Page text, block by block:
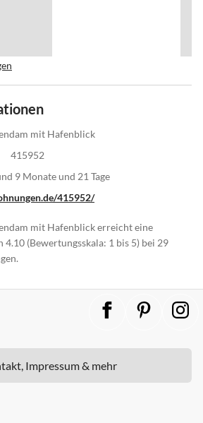
mit Hafenblick
415952
9 Monate und 21 Tage
415952/
mit Hafenblick erreicht eine
(Bewertungsskala: 1 bis 5) bei 29
Impressum & mehr